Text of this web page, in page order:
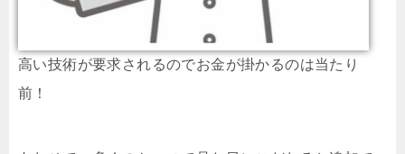
高い技術が要求されるのでお金が掛かるのは当たり
前！